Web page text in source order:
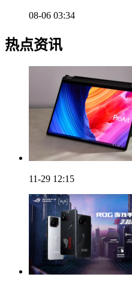
08-06 03:34
热点资讯
11-29 12:15